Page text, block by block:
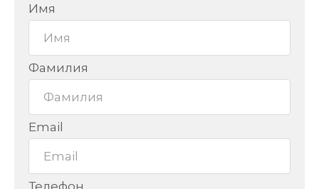
Имя
Фамилия
Email
Телефон